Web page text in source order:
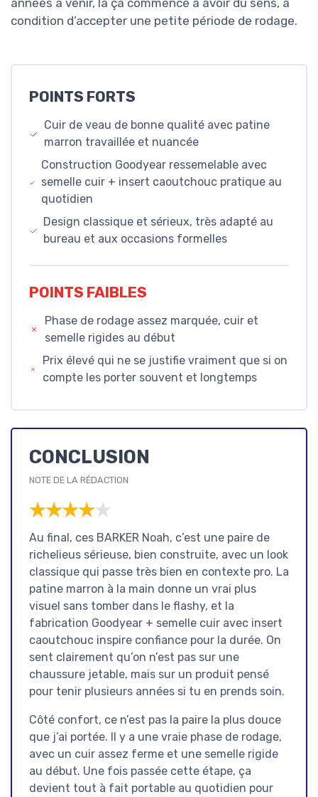
condition d’accepter une petite période de rodage.
POINTS FORTS
Cuir de veau de bonne qualité avec patine
marron travaillée et nuancée
Construction Goodyear ressemelable avec
semelle cuir + insert caoutchouc pratique au
quotidien
Design classique et sérieux, très adapté au
bureau et aux occasions formelles
POINTS FAIBLES
Phase de rodage assez marquée, cuir et
semelle rigides au début
Prix élevé qui ne se justifie vraiment que si on
compte les porter souvent et longtemps
CONCLUSION
NOTE DE LA RÉDACTION
★★★★★
★★★★★
Au final, ces BARKER Noah, c’est une paire de
richelieus sérieuse, bien construite, avec un look
classique qui passe très bien en contexte pro. La
patine marron à la main donne un vrai plus
visuel sans tomber dans le flashy, et la
fabrication Goodyear + semelle cuir avec insert
caoutchouc inspire confiance pour la durée. On
sent clairement qu’on n’est pas sur une
chaussure jetable, mais sur un produit pensé
pour tenir plusieurs années si tu en prends soin.
Côté confort, ce n’est pas la paire la plus douce
que j’ai portée. Il y a une vraie phase de rodage,
avec un cuir assez ferme et une semelle rigide
au début. Une fois passée cette étape, ça
devient tout à fait portable au quotidien pour